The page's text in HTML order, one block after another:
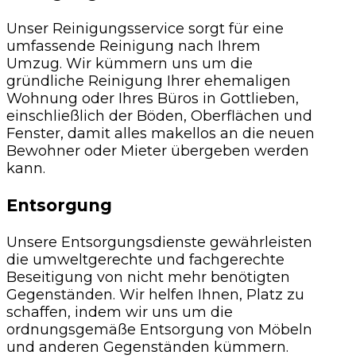
Unser Reinigungsservice sorgt für eine
umfassende Reinigung nach Ihrem
Umzug. Wir kümmern uns um die
gründliche Reinigung Ihrer ehemaligen
Wohnung oder Ihres Büros in Gottlieben,
einschließlich der Böden, Oberflächen und
Fenster, damit alles makellos an die neuen
Bewohner oder Mieter übergeben werden
kann.
Entsorgung
Unsere Entsorgungsdienste gewährleisten
die umweltgerechte und fachgerechte
Beseitigung von nicht mehr benötigten
Gegenständen. Wir helfen Ihnen, Platz zu
schaffen, indem wir uns um die
ordnungsgemäße Entsorgung von Möbeln
und anderen Gegenständen kümmern.